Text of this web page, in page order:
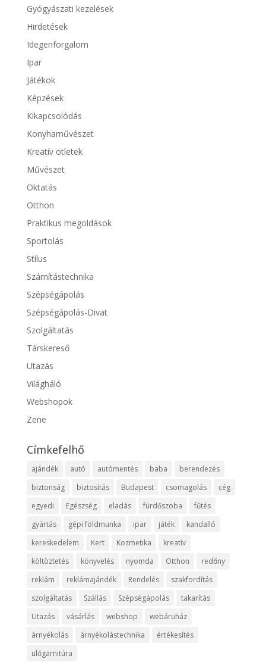
Gyógyászati kezelések
Hirdetések
Idegenforgalom
Ipar
Játékok
Képzések
Kikapcsolódás
Konyhaművészet
Kreatív ötletek
Művészet
Oktatás
Otthon
Praktikus megoldások
Sportolás
Stílus
Számítástechnika
Szépségápolás
Szépségápolás-Divat
Szolgáltatás
Társkereső
Utazás
Világháló
Webshopok
Zene
Címkefelhő
ajándék autó autómentés baba
berendezés
biztonság
biztosítás Budapest csomagolás
cég
egyedi
Egészség eladás fürdőszoba
fűtés
gyártás
gépi földmunka ipar játék
kandalló
kereskedelem
Kert Kozmetika
kreatív
költöztetés
könyvelés nyomda Otthon
redőny
reklám
reklámajándék Rendelés
szakfordítás
szolgáltatás
Szállás Szépségápolás
takarítás
Utazás
vásárlás webshop
webáruház
árnyékolás
árnyékolástechnika
értékesítés
ülőgarnitúra